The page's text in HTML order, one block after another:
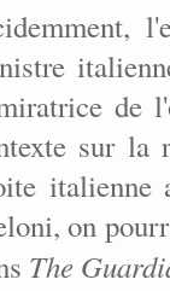
de
sur la
italienne
on
The